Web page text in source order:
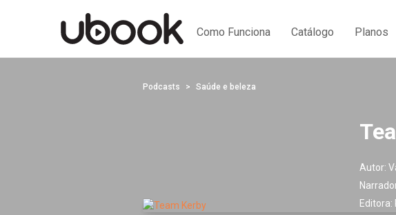
Como Funciona Catálogo Planos
Podcasts Saúde e beleza
Autor:
Editora: